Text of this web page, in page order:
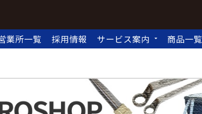
業所一覧 採用情報 サービス案内 商品一覧